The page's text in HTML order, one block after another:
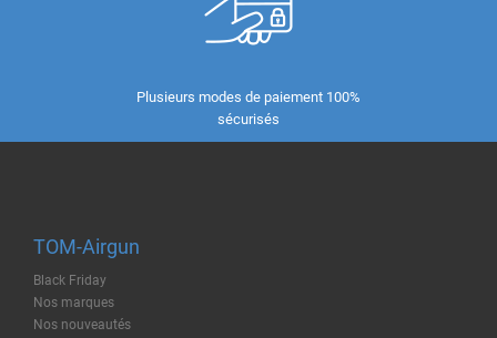
Plusieurs modes de paiement 100%
sécurisés
TOM-Airgun
Black Friday
Nos marques
Nos nouveautés